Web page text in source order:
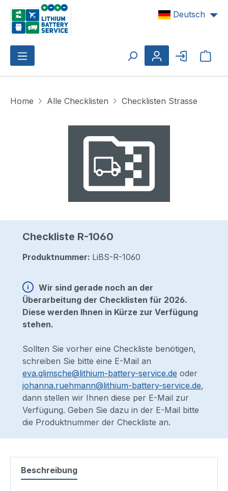
Zum Hauptinhalt springen Deutsch
Home Alle Checklisten
Checklisten Strasse
Checkliste R-1060
Produktnummer: LiBS-R-1060
Wir sind gerade noch an der
Überarbeitung der Checklisten für 2026.
Diese werden Ihnen in Kürze zur Verfügung
stehen.
Sollten Sie vorher eine Checkliste benötigen,
schreiben Sie bitte eine E-Mail an
eva.glimsche@lithium-battery-service.de oder
johanna.ruehmann@lithium-battery-service.de,
dann stellen wir Ihnen diese per E-Mail zur
Verfügung. Geben Sie dazu in der E-Mail bitte
die Produktnummer der Checkliste an.
Beschreibung